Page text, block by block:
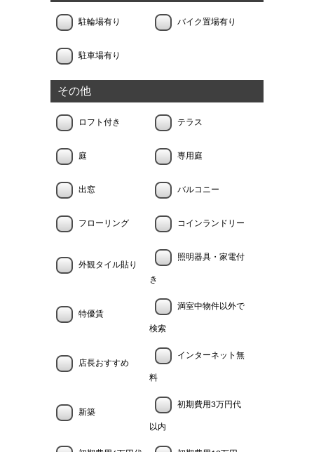
駐輪場有り バイク置場有り
駐車場有り
その他
ロフト付き テラス
庭 専用庭
出窓 バルコニー
フローリング コインランドリー
外観タイル貼り
照明器具・家電付
き
特優賃
満室中物件以外で
検索
店長おすすめ
インターネット無
料
新築
初期費用3万円代
以内